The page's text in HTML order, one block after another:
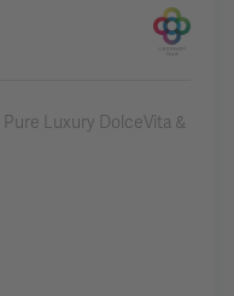
Pure Luxury DolceVita &